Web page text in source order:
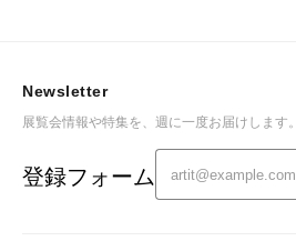
Newsletter
展覧会情報や特集を、週に一度お届けします。
登録フォーム